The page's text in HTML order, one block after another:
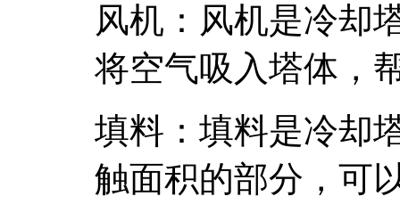
风机：风机是冷却
将空气吸入塔体，
填料：填料是冷却
触面积的部分，可